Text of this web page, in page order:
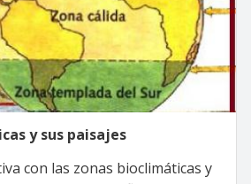
y sus paisajes
con las zonas bioclimáticas y